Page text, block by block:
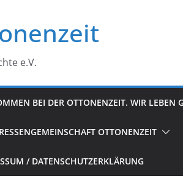
e.V.
BEI DER OTTONENZEIT. WIR LEBEN
OTTONENZEIT
/ DATENSCHUTZERKLÄRUNG